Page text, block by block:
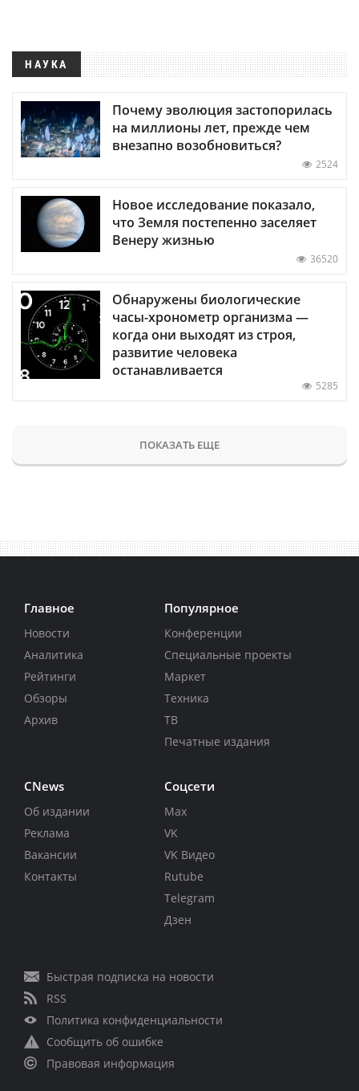
НАУКА
Почему эволюция застопорилась
на миллионы лет, прежде чем
внезапно возобновиться?
2524
Новое исследование показало,
что Земля постепенно заселяет
Венеру жизнью
36520
Обнаружены биологические
часы-хронометр организма —
когда они выходят из строя,
развитие человека
останавливается
5285
ПОКАЗАТЬ ЕЩЕ
Главное
Новости
Аналитика
Рейтинги
Обзоры
Архив
Популярное
Конференции
Специальные проекты
Маркет
Техника
ТВ
Печатные издания
CNews
Об издании
Реклама
Вакансии
Контакты
Соцсети
Max
VK
VK Видео
Rutube
Telegram
Дзен
Быстрая подписка на новости
RSS
Политика конфиденциальности
Сообщить об ошибке
Правовая информация